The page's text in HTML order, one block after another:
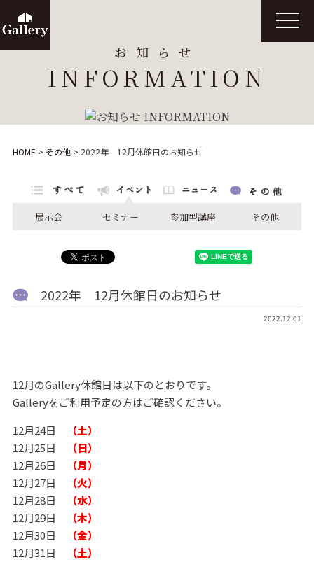
お知らせ
INFORMATION
t
o
g
HOME > その他> 2022年 12月休館日のお知らせ
展示会 セミナー 参加型講座 その他
2022年 12月休館日のお知らせ
2022.12.01
12月のGallery休館日は以下のとおりです。
Galleryをご利用予定の方はご確認ください。
12月24日
（土）
12月25日
（日）
12月26日
（月）
12月27日
（火）
12月28日
（水）
12月29日
（木）
12月30日
（金）
12月31日
（土）